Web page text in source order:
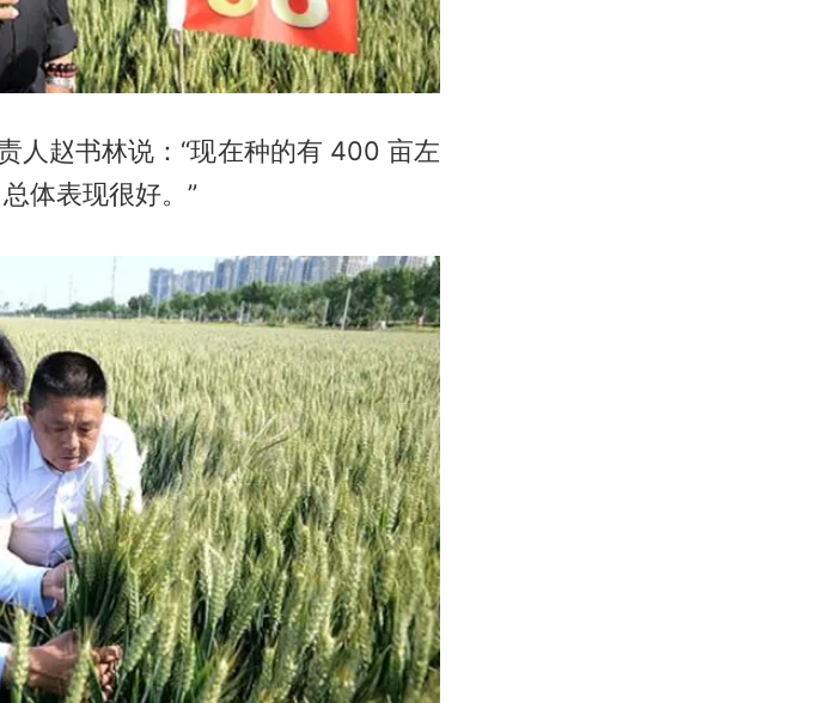
人赵书林说：“现在种的有 400 亩左
体表现很好。”